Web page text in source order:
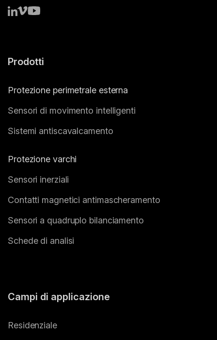
Prodotti
Protezione perimetrale esterna
Sensori di movimento intelligenti
Sistemi antiscavalcamento
Protezione varchi
Sensori inerziali
Contatti magnetici antimascheramento
Sensori a quadruplo bilanciamento
Schede di analisi
Campi di applicazione
Residenziale